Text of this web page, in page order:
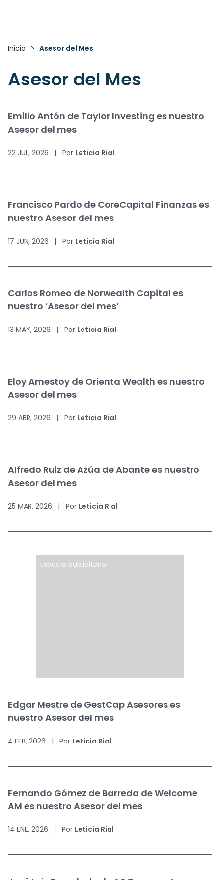
Inicio Asesor del Mes
Asesor del Mes
Emilio Antón de Taylor Investing es nuestro
Asesor del mes
22 JUL, 2026 | Por Leticia Rial
Francisco Pardo de CoreCapital Finanzas es
nuestro Asesor del mes
17 JUN, 2026 | Por Leticia Rial
Carlos Romeo de Norwealth Capital es
nuestro ‘Asesor del mes’
13 MAY, 2026 | Por Leticia Rial
Eloy Amestoy de Orienta Wealth es nuestro
Asesor del mes
29 ABR, 2026 | Por Leticia Rial
Alfredo Ruiz de Azúa de Abante es nuestro
Asesor del mes
25 MAR, 2026 | Por Leticia Rial
Espacio publicitario
Edgar Mestre de GestCap Asesores es
nuestro Asesor del mes
4 FEB, 2026 | Por Leticia Rial
Fernando Gómez de Barreda de Welcome
AM es nuestro Asesor del mes
14 ENE, 2026 | Por Leticia Rial